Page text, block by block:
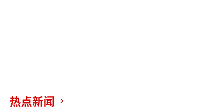
民警火速赶到该居民家中
热点新闻